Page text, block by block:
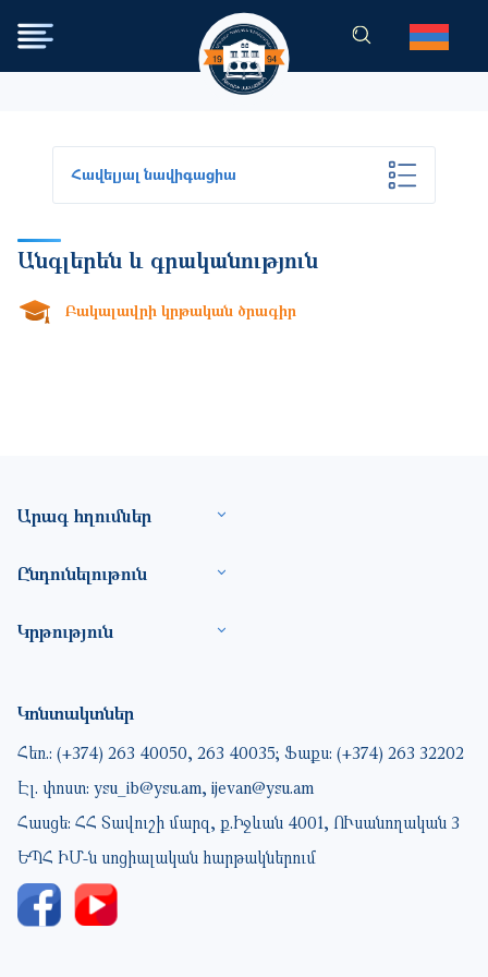
Skip to main content
Հավելյալ նավիգացիա
Անգլերեն և գրականություն
Բակալավրի կրթական ծրագիր
Footer site information
Արագ հղումներ
Ընդունելութուն
Կրթություն
Կոնտակտներ
Հեռ.: (+374) 263 40050, 263 40035; Ֆաքս: (+374) 263 32202
Էլ. փոստ: ysu_ib@ysu.am, ijevan@ysu.am
Հասցե: ՀՀ Տավուշի մարզ, ք.Իջևան 4001, ՈՒսանողական 3
ԵՊՀ ԻՄ-ն սոցիալական հարթակներում